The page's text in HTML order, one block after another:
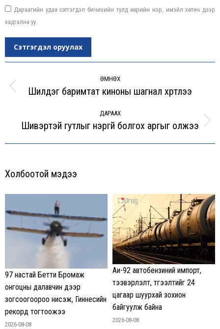
Дараагийн удаа сэтгэгдэл бичихийн тулд өөрийн нэр, имэйл хөтөч дээр
хадгална уу.
Сэтгэгдэл оруулах
navigation
ӨМНӨХ
Previous
Шилдэг баримтат киноны шагнал хүртлээ
ДАРААХ
Next
Шивэртэй гутлыг үнэргүй болгох аргыг олжээ
Холбоотой мэдээ
97 настай Бетти Бромаж
онгоцны далавчин дээр
зогсоогоороо нисэж, Гиннесийн
рекорд тогтоожээ
2026-08-08
Аи-92 автобензиний импорт,
тээвэрлэлт, түгээлтийг 24
цагаар шуурхай зохион
байгуулж байна
2026-08-08